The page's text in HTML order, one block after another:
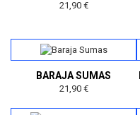
21,90 €
BARAJA SUMAS
21,90 €